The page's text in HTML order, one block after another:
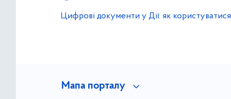
Цифрові документи у Дії: як користуватися
Мапа порталу